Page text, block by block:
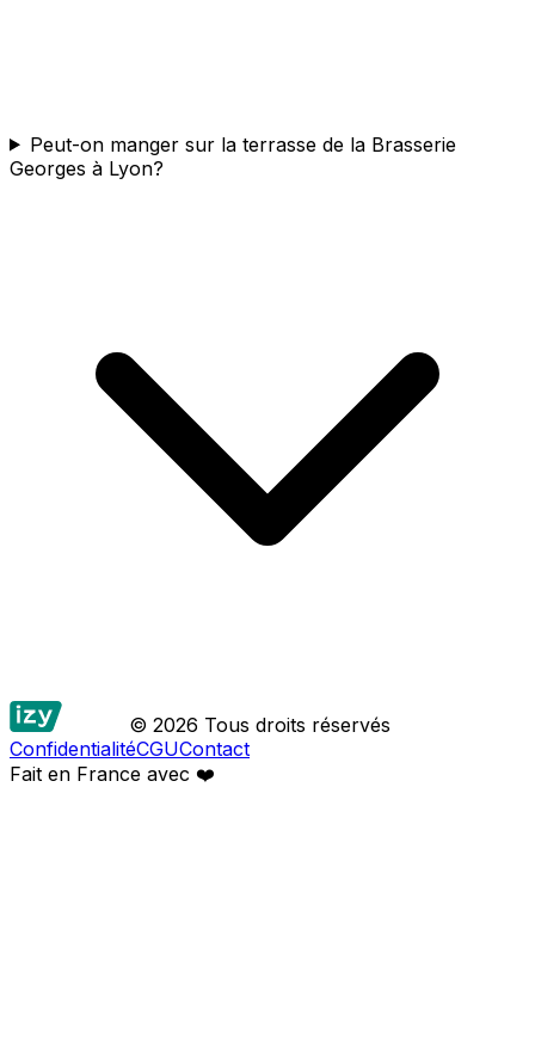
Peut-on manger sur la terrasse de la Brasserie
Georges à Lyon?
© 2026 Tous droits réservés
ConfidentialitéCGUContact
Fait en France avec ❤️